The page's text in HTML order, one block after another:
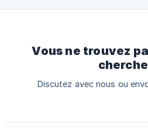
Vous ne trouvez
Discutez avec nous ou